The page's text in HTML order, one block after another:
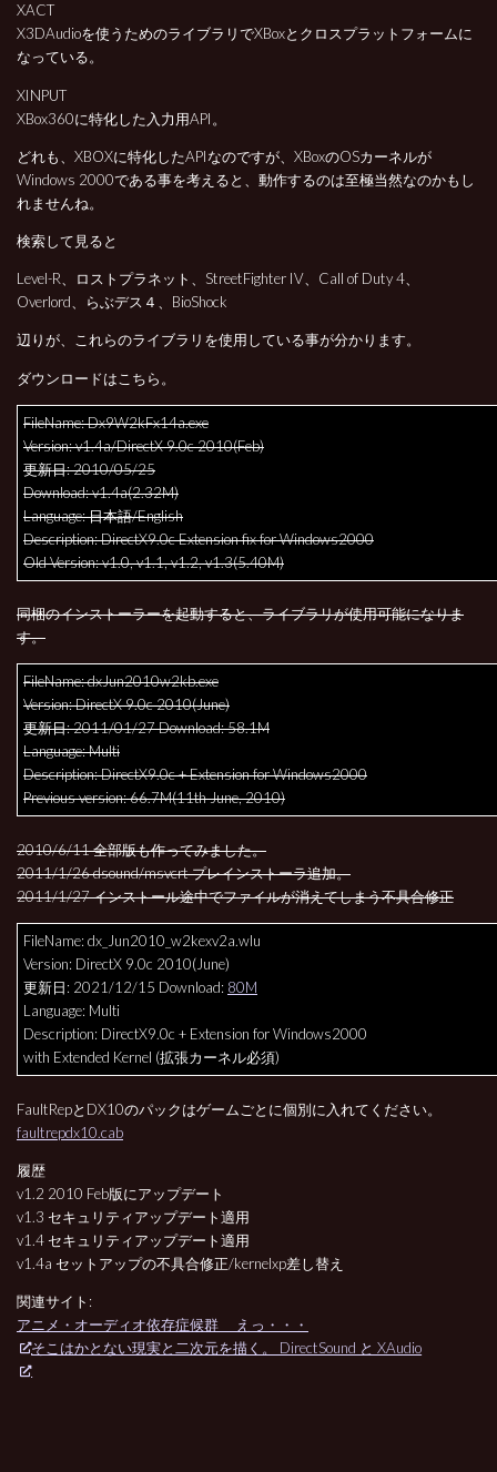
XACT
X3DAudioを使うためのライブラリでXBoxとクロスプラットフォームに
なっている。
XINPUT
XBox360に特化した入力用API。
どれも、XBOXに特化したAPIなのですが、XBoxのOSカーネルが
Windows 2000である事を考えると、動作するのは至極当然なのかもし
れませんね。
検索して見ると
Level-R、
ロストプラネット、StreetFighter IV、Call of Duty 4、
Overlord 、らぶデス４ BioShock
辺りが、これらのライブラリを使用している事が分かります。
ダウンロードはこちら。
FileName: Dx9W2kFx14a.exe
Version: v1.4a/DirectX 9.0c 2010(Feb)
更新日: 2010/05/25
Download: v1.4a(2.32M)
Language: 日本語/English
Description: DirectX9.0c Extension fix for Windows2000
Old Version: v1.0, v1.1, v1.2, v1.3(5.40M)
同梱のインストーラーを起動すると、ライブラリが使用可能になりま
す。
FileName: dxJun2010w2kb.exe
Version: DirectX 9.0c 2010(June)
更新日: 2011/01/27 Download: 58.1M
Language: Multi
Description: DirectX9.0c + Extension for Windows2000
Previous version: 66.7M(11th June, 2010)
2010/6/11 全部版も作ってみました。
2011/1/26 dsound/msvcrt プレインストーラ追加。
2011/1/27 インストール途中でファイルが消えてしまう不具合修正
FileName: dx_Jun2010_w2kexv2a.wlu
Version: DirectX 9.0c 2010(June)
更新日: 2021/12/15 Download: 80M
Language: Multi
Description: DirectX9.0c + Extension for Windows2000
with Extended Kernel (拡張カーネル必須)
FaultRepとDX10のパックはゲームごとに個別に入れてください。
faultrepdx10.cab
履歴
v1.2 2010 Feb版にアップデート
v1.3 セキュリティアップデート適用
v1.4 セキュリティアップデート適用
v1.4a セットアップの不具合修正/kernelxp差し替え
関連サイト:
アニメ・オーディオ依存症候群 えっ・・・
そこはかとない現実と二次元を描く。 DirectSound と XAudio